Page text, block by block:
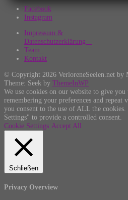
Facebook
Instagram
Impressum &
Datenschutzerklärung
Team
Kontakt
© Copyright 2026 VerloreneSeelen.net by
Theme: Seek by ThemeInWP
We use cookies on our website to give
remembering your preferences and
you consent to the use of ALL the
Settings" to provide a controlled consent.
Cookie Settings Accept All
Schließen
Privacy Overview